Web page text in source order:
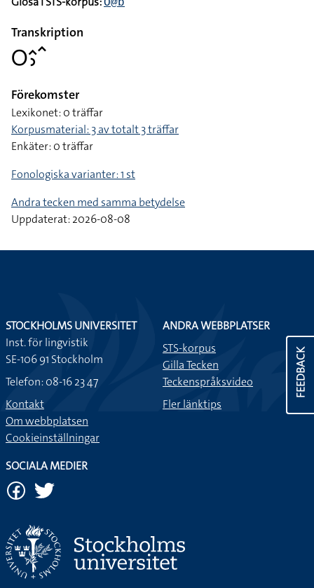
Ö@b
Transkription
􌥆􌤵􌤶􌥦
Förekomster
Lexikonet: 0 träffar
Korpusmaterial: 3 av totalt 3 träffar
Enkäter: 0 träffar
Fonologiska varianter: 1 st
Andra tecken med samma betydelse
Uppdaterat: 2026-08-08
FEEDBACK
STOCKHOLMS UNIVERSITET
Inst. för lingvistik
SE-106 91 Stockholm
Telefon: 08-16 23 47
Kontakt
Om webbplatsen
Cookieinställningar
ANDRA WEBBPLATSER
STS-korpus
Gilla Tecken
Teckenspråksvideo
Fler länktips
SOCIALA MEDIER